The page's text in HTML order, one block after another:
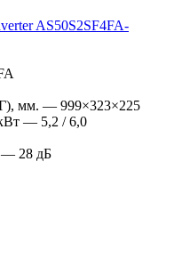
AS50S2SF4FA-
мм. — 999×323×225
— 5,2 / 6,0
— 28 дБ